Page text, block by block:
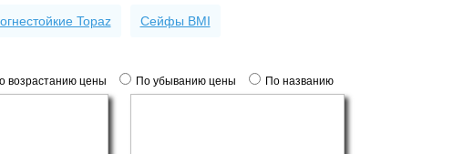
Topaz Сейфы ВМI
возрастанию цены По убыванию цены По названию